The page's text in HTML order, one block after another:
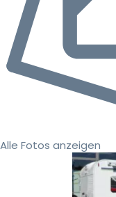
Alle Fotos anzeigen